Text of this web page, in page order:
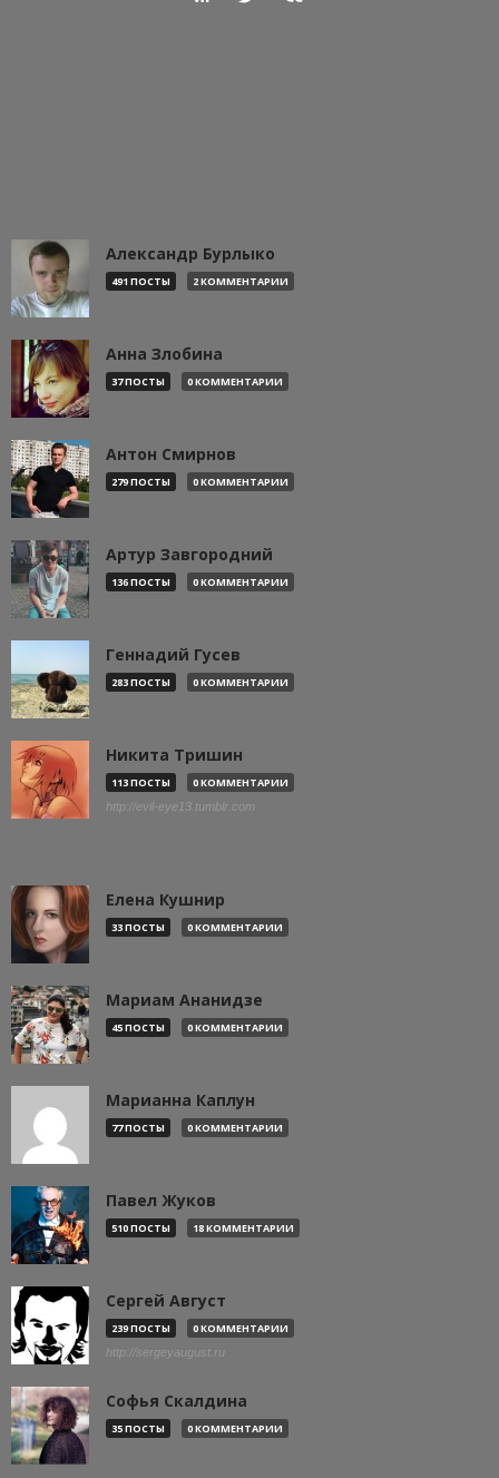
Александр Бурлыко
491 ПОСТЫ 2 КОММЕНТАРИИ
Анна Злобина
37 ПОСТЫ 0 КОММЕНТАРИИ
Антон Смирнов
279 ПОСТЫ 0 КОММЕНТАРИИ
Артур Завгородний
136 ПОСТЫ 0 КОММЕНТАРИИ
Геннадий Гусев
283 ПОСТЫ 0 КОММЕНТАРИИ
Никита Тришин
113 ПОСТЫ 0 КОММЕНТАРИИ
http://evil-eye13.tumblr.com
Елена Кушнир
33 ПОСТЫ 0 КОММЕНТАРИИ
Мариам Ананидзе
45 ПОСТЫ 0 КОММЕНТАРИИ
Марианна Каплун
77 ПОСТЫ 0 КОММЕНТАРИИ
Павел Жуков
510 ПОСТЫ 18 КОММЕНТАРИИ
Сергей Август
239 ПОСТЫ 0 КОММЕНТАРИИ
http://sergeyaugust.ru
Софья Скалдина
35 ПОСТЫ 0 КОММЕНТАРИИ